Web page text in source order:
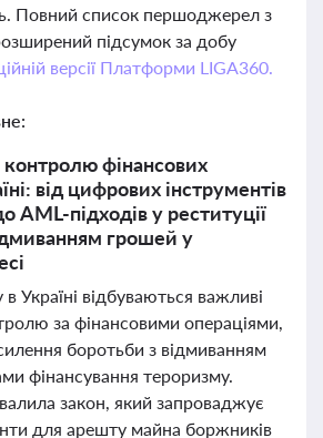
Повний список першоджерел з
підсумок за добу
версії Платформи LIGA360.
контролю фінансових
від цифрових інструментів
AML-підходів у реституції
грошей у
в Україні відбуваються важливі
за фінансовими операціями,
боротьби з відмиванням
фінансування тероризму.
закон, який запроваджує
для арешту майна боржників